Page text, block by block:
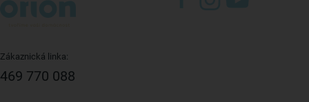
Zákaznická linka:
469 770 088